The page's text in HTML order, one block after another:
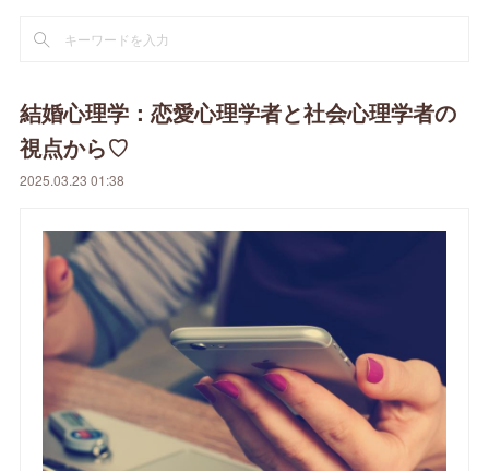
結婚心理学：恋愛心理学者と社会心理学者の
視点から♡
2025.03.23 01:38